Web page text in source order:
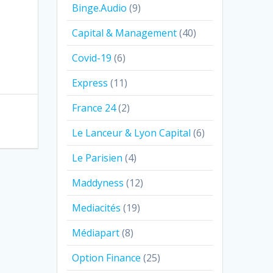
Binge.Audio (9)
Capital & Management(40)
Covid-19 (6)
Express (11)
France 24(2)
Le Lanceur & Lyon Capital (6)
Le Parisien (4)
Maddyness (12)
Mediacités (19)
Médiapart(8)
Option Finance (25)